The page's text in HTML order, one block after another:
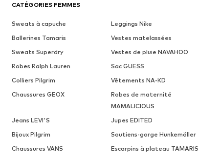
CATÉGORIES FEMMES
Sweats à capuche
Leggings Nike
Ballerines Tamaris
Vestes matelassées
Sweats Superdry
Vestes de pluie NAVAHOO
Robes Ralph Lauren
Sac GUESS
Colliers Pilgrim
Vêtements NA-KD
Chaussures GEOX
Robes de maternité
MAMALICIOUS
Jeans LEVI'S
Jupes EDITED
Bijoux Pilgrim
Soutiens-gorge Hunkemöller
Chaussures VANS
Escarpins à plateau TAMARIS